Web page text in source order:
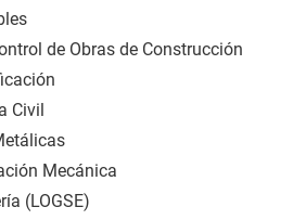
de Obras de Construcción
Civil
Mecánica
(LOGSE)